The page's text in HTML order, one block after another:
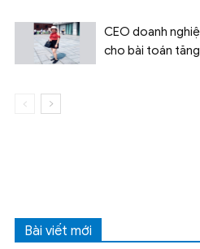
CEO doanh
cho bài toán
Bài viết mới